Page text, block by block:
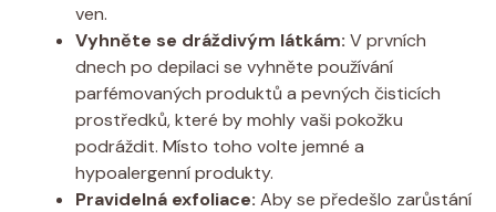
ven.
Vyhněte se dráždivým látkám: V prvních
dnech po depilaci se vyhněte používání
parfémovaných produktů a pevných čisticích
prostředků, které by mohly vaši pokožku
podráždit. Místo toho volte jemné a
hypoalergenní produkty.
Pravidelná exfoliace: Aby se předešlo zarůstání